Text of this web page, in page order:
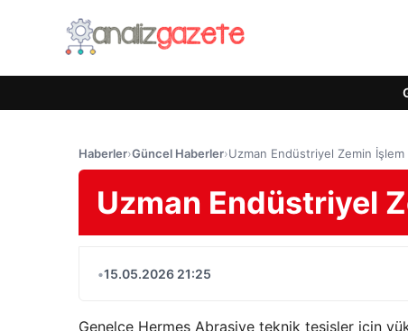
Haberler›Güncel Haberler›Uzman Endüstriyel Zemin
Uzman Endüstriyel
•15.05.2026 21:25
Genelce Hermes Abrasive teknik tesisler için